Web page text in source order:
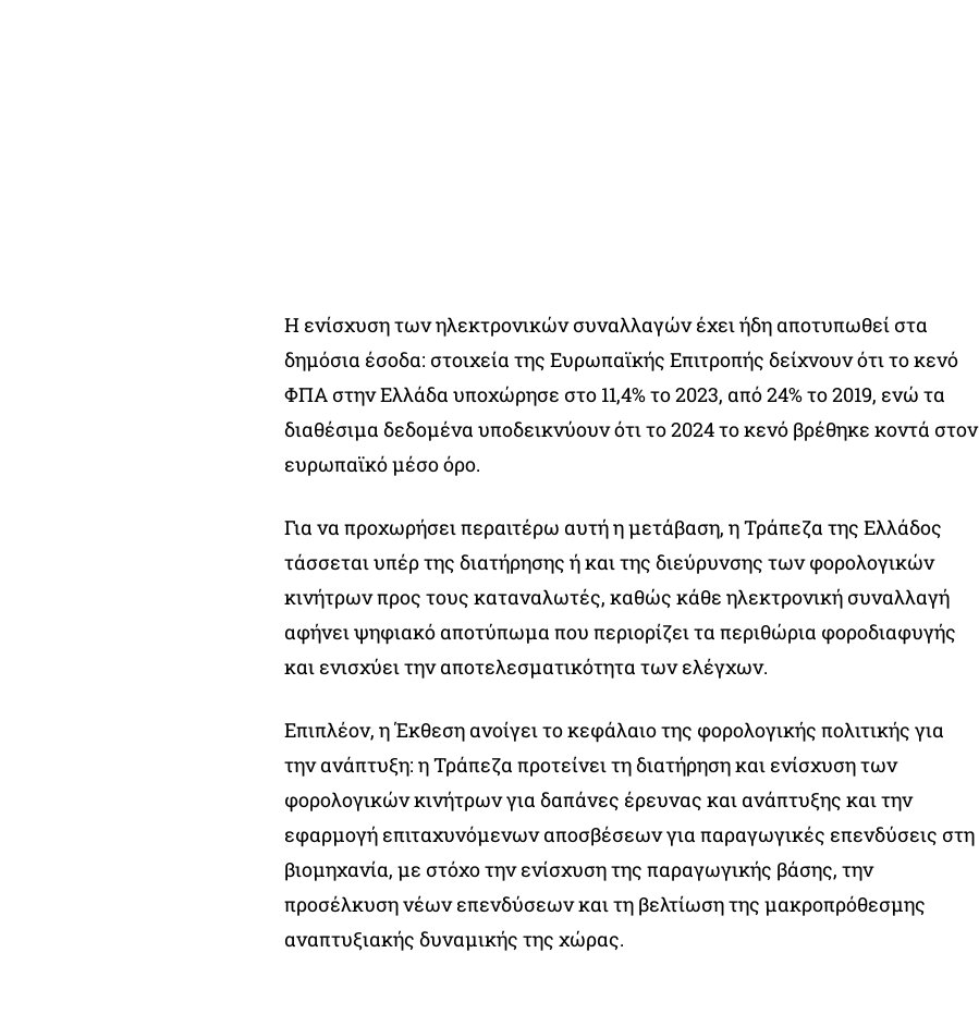
Η ενίσχυση των ηλεκτρονικών συναλλαγών έχει ήδη αποτυπωθεί στα
δημόσια έσοδα: στοιχεία της Ευρωπαϊκής Επιτροπής δείχνουν ότι το κενό
ΦΠΑ στην Ελλάδα υποχώρησε στο 11,4% το 2023, από 24% το 2019, ενώ τα
διαθέσιμα δεδομένα υποδεικνύουν ότι το 2024 το κενό βρέθηκε κοντά στον
ευρωπαϊκό μέσο όρο.
Για να προχωρήσει περαιτέρω αυτή η μετάβαση, η Τράπεζα της Ελλάδος
τάσσεται υπέρ της διατήρησης ή και της διεύρυνσης των φορολογικών
κινήτρων προς τους καταναλωτές, καθώς κάθε ηλεκτρονική συναλλαγή
αφήνει ψηφιακό αποτύπωμα που περιορίζει τα περιθώρια φοροδιαφυγής
και ενισχύει την αποτελεσματικότητα των ελέγχων.
Επιπλέον, η Έκθεση ανοίγει το κεφάλαιο της φορολογικής πολιτικής για
την ανάπτυξη: η Τράπεζα προτείνει τη διατήρηση και ενίσχυση των
φορολογικών κινήτρων για δαπάνες έρευνας και ανάπτυξης και την
εφαρμογή επιταχυνόμενων αποσβέσεων για παραγωγικές επενδύσεις στη
βιομηχανία, με στόχο την ενίσχυση της παραγωγικής βάσης, την
προσέλκυση νέων επενδύσεων και τη βελτίωση της μακροπρόθεσμης
αναπτυξιακής δυναμικής της χώρας.